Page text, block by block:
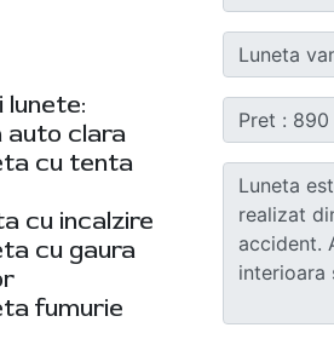
lunete:
auto clara
cu tenta
cu incalzire
cu gaura
fumurie